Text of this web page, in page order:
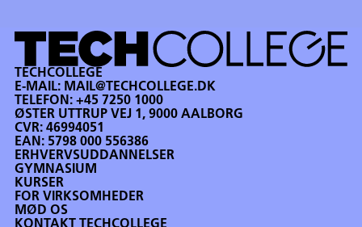
TECHCOLLEGE
E-MAIL: MAIL@TECHCOLLEGE.DK
TELEFON:+45 7250 1000
ØSTER UTTRUP VEJ 1, 9000 AALBORG
CVR: 46994051
EAN: 5798 000 556386
ERHVERVSUDDANNELSER
GYMNASIUM
KURSER
FOR VIRKSOMHEDER
MØD OS